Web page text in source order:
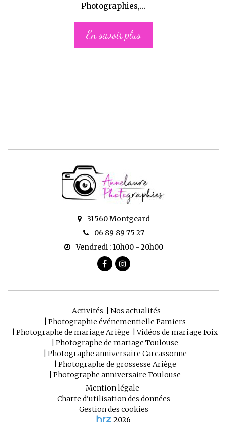
Photographies,...
En savoir plus
31560 Montgeard
06 89 89 75 27
Vendredi : 10h00 - 20h00
Activités
Nos actualités
Photographie événementielle Pamiers
Photographe de mariage Ariège
Vidéos de mariage Foix
Photographe de mariage Toulouse
Photographe anniversaire Carcassonne
Photographe de grossesse Ariège
Photographe anniversaire Toulouse
Mention légale
Charte d’utilisation des données
Gestion des cookies
2026